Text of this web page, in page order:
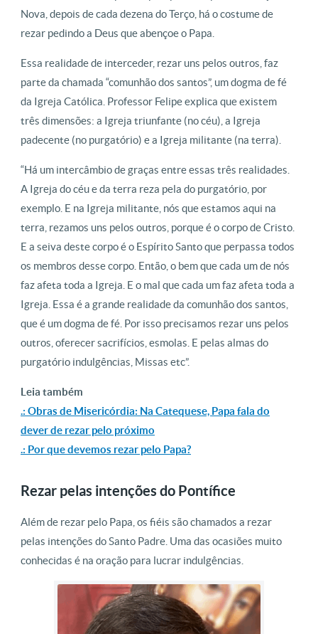
Nova, depois de cada dezena do Terço, há o costume de
rezar pedindo a Deus que abençoe o Papa.
Essa realidade de interceder, rezar uns pelos outros, faz
parte da chamada “comunhão dos santos”, um dogma de fé
da Igreja Católica. Professor Felipe explica que existem
três dimensões: a Igreja triunfante (no céu), a Igreja
padecente (no purgatório) e a Igreja militante (na terra).
“Há um intercâmbio de graças entre essas três realidades.
A Igreja do céu e da terra reza pela do purgatório, por
exemplo. E na Igreja militante, nós que estamos aqui na
terra, rezamos uns pelos outros, porque é o corpo de Cristo.
E a seiva deste corpo é o Espírito Santo que perpassa todos
os membros desse corpo. Então, o bem que cada um de nós
faz afeta toda a Igreja. E o mal que cada um faz afeta toda a
Igreja. Essa é a grande realidade da comunhão dos santos,
que é um dogma de fé. Por isso precisamos rezar uns pelos
outros, oferecer sacrifícios, esmolas. E pelas almas do
purgatório indulgências, Missas etc”.
Leia também
.: Obras de Misericórdia: Na Catequese, Papa fala do
dever de rezar pelo próximo
.: Por que devemos rezar pelo Papa?
Rezar pelas intenções do Pontífice
Além de rezar pelo Papa, os fiéis são chamados a rezar
pelas intenções do Santo Padre. Uma das ocasiões muito
conhecidas é na oração para lucrar indulgências.